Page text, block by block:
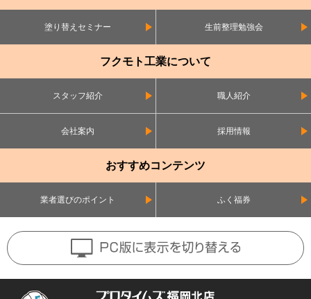
塗り替えセミナー 生前整理勉強会
フクモト工業について
スタッフ紹介 職人紹介
会社案内 採用情報
おすすめコンテンツ
業者選びのポイント ふく福券